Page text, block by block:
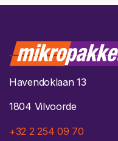
Havendoklaan 13
1804 Vilvoorde
+32 2 254 09 70